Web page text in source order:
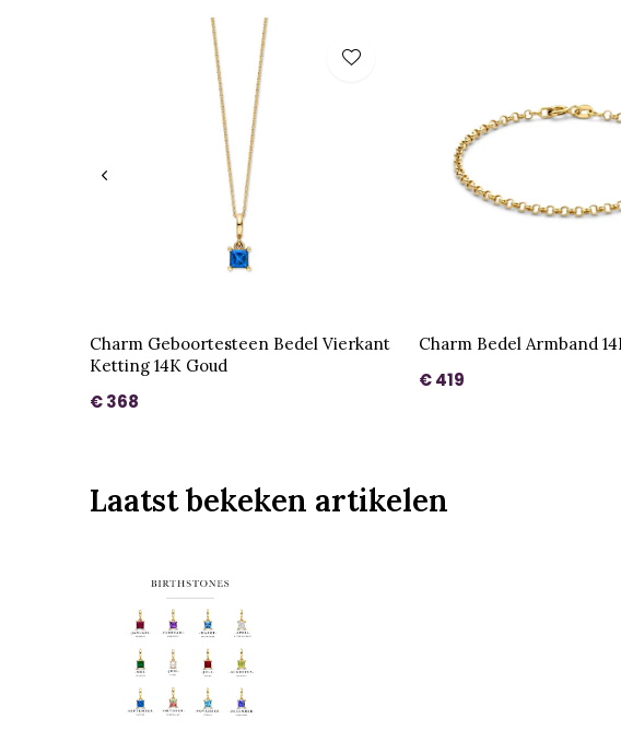
Charm Geboortesteen Bedel Vierkant
Ketting 14K Goud
€ 368
Charm Bedel Armband
€ 419
Laatst bekeken artikelen